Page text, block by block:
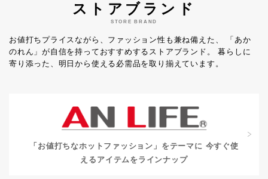
ストアブランド
STORE BRAND
お値打ちプライスながら、ファッション性も兼ね備えた、
「あか
のれん」が自信を持っておすすめするストアブランド。
暮らしに
寄り添った、明日から使える必需品を取り揃えています。
「お値打ちなホットファッション」をテーマに 今すぐ使
えるアイテムをラインナップ